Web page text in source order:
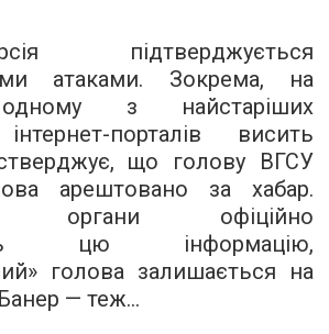
підтверджується
атаками. Зокрема, на
з найстаріших
порталів висить
що голову ВГСУ
арештовано за хабар.
органи офіційно
цю інформацію,
голова залишається на
— теж…